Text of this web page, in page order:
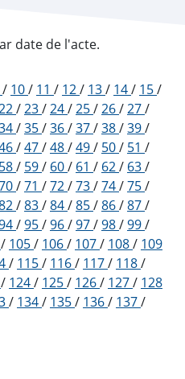
date de l'acte.
/ 10/ 11 / 12/ 13/ 14/ 15/
/23/24/25/26/27/
/35/36/37/38/39/
/47/48/49/ 50/ 51 /
58/ 59/ 60/ 61 / 62/ 63/
/71 /72/73/74/75/
/83/84/85/86/87/
/95/96/97/98/99/
/ 105/ 106/ 107/ 108/ 109
/ 115/ 116/ 117/ 118/
/ 124/ 125/ 126/ 127/ 128
/ 134/ 135/ 136/ 137/